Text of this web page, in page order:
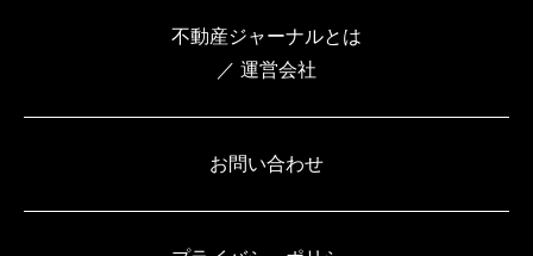
不動産ジャーナルとは
／ 運営会社
お問い合わせ